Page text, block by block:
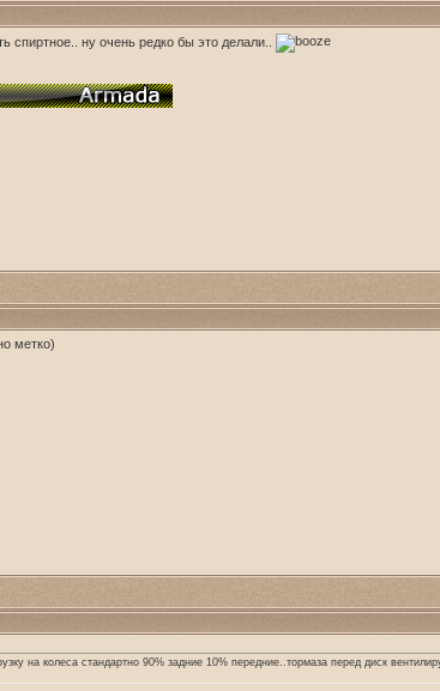
ну очень редко бы это делали..
метко)
на колеса стандартно 90% задние 10% передние..тормаза перед диск